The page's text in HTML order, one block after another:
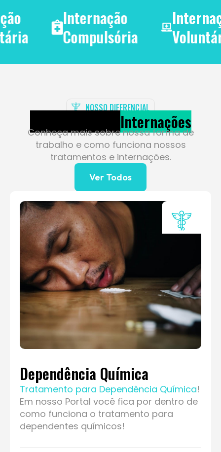
Internação
Compulsória
Internação
Voluntária
NOSSO DIFERENCIAL
Internações
Conheça mais sobre nossa forma de
trabalho e como funciona nossos
tratamentos e internações.
Ver Todos
Dependência Química
Tratamento para Dependência Química!
Em nosso Portal você fica por dentro de
como funciona o tratamento para
dependentes químicos!